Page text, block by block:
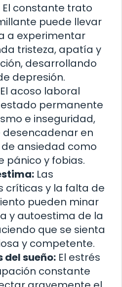
El constante trato
puede llevar
a experimentar
tristeza, apatía y
desarrollando
depresión.
El acoso laboral
permanente
e inseguridad,
desencadenar en
ansiedad como
pánico y fobias.
Las
críticas y la falta de
pueden minar
y autoestima de la
que se sienta
y competente.
del sueño: El estrés
constante